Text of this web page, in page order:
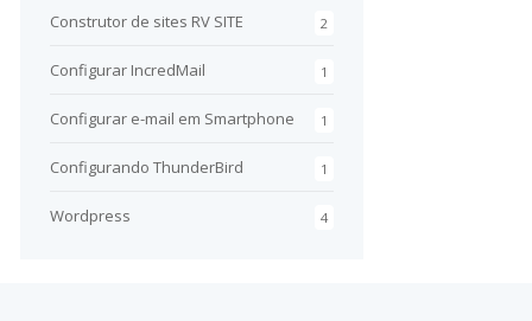
2
Construtor de sites RV SITE
1
Configurar IncredMail
1
Configurar e-mail em Smartphone
1
Configurando ThunderBird
4
Wordpress